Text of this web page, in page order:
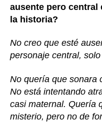
ausente pero central
la historia?
No creo que esté
personaje central,
No quería que sonara
No está intentando
casi maternal. Quería
misterio, pero no de